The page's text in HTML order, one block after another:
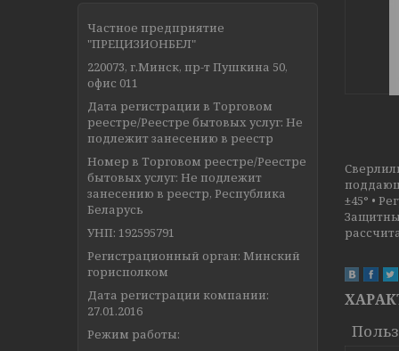
±45° •
Частное предприятие
"ПРЕЦИЗИОНБЕЛ"
220073, г.Минск, пр-т Пушкина 50,
офис 011
Дата регистрации в Торговом
реестре/Реестре бытовых услуг: Не
подлежит занесению в реестр
Номер в Торговом реестре/Реестре
бытовых услуг: Не подлежит
занесению в реестр, Республика
Беларусь
УНП: 192595791
Регистрационный орган: Минский
горисполком
Дата регистрации компании:
27.01.2016
Режим работы: